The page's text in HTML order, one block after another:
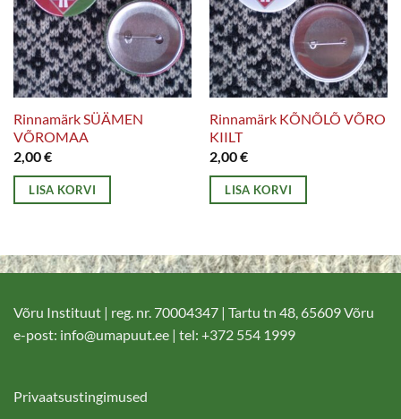
Rinnamärk SÜÄMEN
VÕROMAA
2,00€
LISA KORVI
Rinnamärk KÕNÕLÕ VÕRO
KIILT
2,00€
LISA KORVI
Võru Instituut | reg. nr. 70004347 | Tartu tn 48, 65609 Võru
e-post: info@umapuut.ee | tel: +372 554 1999
Privaatsustingimused